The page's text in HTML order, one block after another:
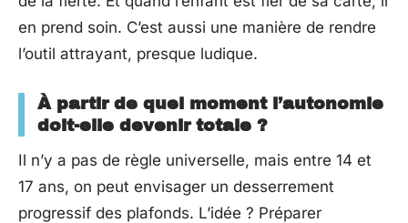
en prend soin. C’est aussi une manière de rendre
l’outil attrayant, presque ludique.
À partir de quel moment l’autonomie
doit-elle devenir totale ?
Il n’y a pas de règle universelle, mais entre 14 et
17 ans, on peut envisager un desserrement
progressif des plafonds. L’idée ? Préparer